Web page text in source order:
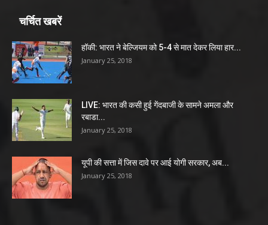
चर्चित खबरें
हॉकी: भारत ने बेल्जियम को 5-4 से मात देकर लिया हार...
January 25, 2018
LIVE: भारत की कसी हुई गेंदबाजी के सामने अमला और
रबाडा...
January 25, 2018
यूपी की सत्ता में जिस दावे पर आई योगी सरकार, अब...
January 25, 2018